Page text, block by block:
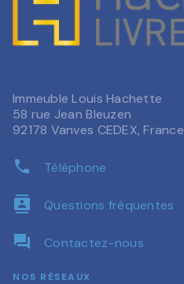
Immeuble Louis Hachette
58 rue Jean Bleuzen
92178 Vanves CEDEX, France
phone Téléphone
contacts Questions fréquentes
question_answer Contactez-nous
NOS RÉSEAUX